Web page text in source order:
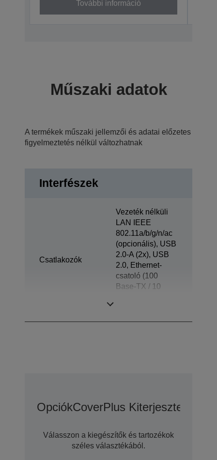
További információ
Műszaki adatok
A termékek műszaki jellemzői és adatai előzetes
figyelmeztetés nélkül változhatnak
Interfészek
Csatlakozók
Vezeték nélküli
LAN IEEE
802.11a/b/g/n/ac
(opcionális), USB
2.0-A (2x), USB
2.0, Ethernet-
csatoló (100
Base-TX / 10
OpciókCoverPlus Kiterjesztett
Válasszon a kiegészítők és tartozékok
széles választékából.